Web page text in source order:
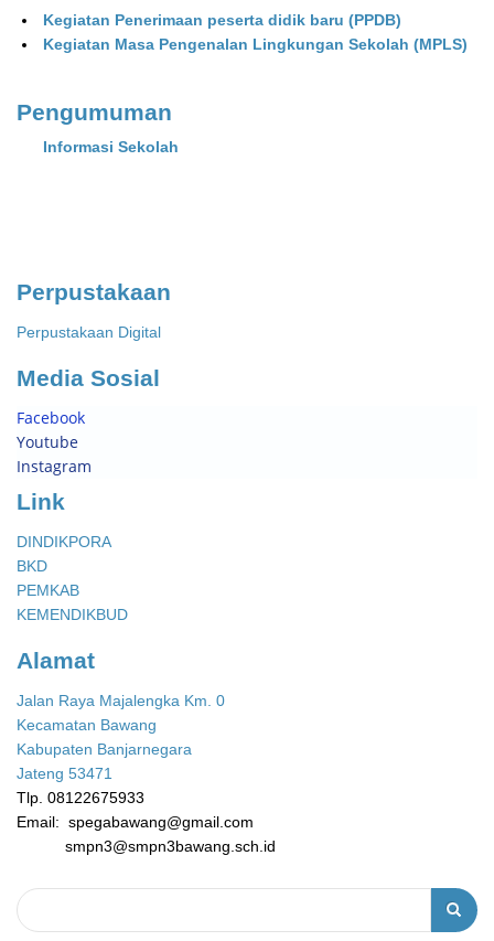
Kegiatan Penerimaan peserta didik baru (PPDB)
Kegiatan Masa Pengenalan Lingkungan Sekolah (MPLS)
Pengumuman
Informasi Sekolah
Perpustakaan
Perpustakaan Digital
Media Sosial
Facebook
Youtube
Instagram
Link
DINDIKPORA
BKD
PEMKAB
KEMENDIKBUD
Alamat
Jalan Raya Majalengka Km. 0
Kecamatan Bawang
Kabupaten Banjarnegara
Jateng 53471
Tlp. 08122675933
Email: spegabawang@gmail.com
smpn3@smpn3bawang.sch.id
Pencarian
Pencarian